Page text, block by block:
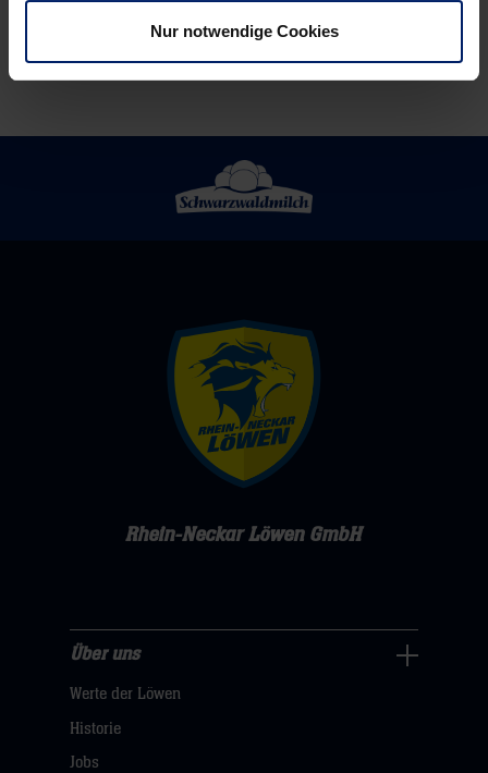
Nur notwendige Cookies
Rhein-Neckar Löwen GmbH
uns
Navigation
öffnen,
Über uns
Werte der Löwen
Historie
Jobs